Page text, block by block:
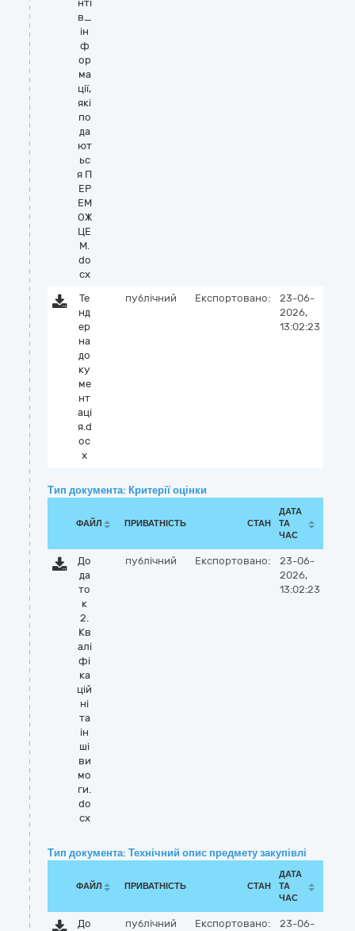
нті
в_
ін
ф
ор
ма
ції,
які
по
да
ют
ьс
я П
ЕР
ЕМ
ОЖ
ЦЕ
М.
do
cx
Те
нд
ер
на
до
ку
ме
нт
аці
я.d
oc
x
публічний Експортовано:
23-06-
2026,
13:02:23
Тип документа: Критерії оцінки
ФАЙЛ ПРИВАТНІСТЬ СТАН
ДАТА
ТА
ЧАС
До
да
то
к
2.
Кв
алі
фі
ка
цій
ні
та
ін
ші
ви
мо
ги.
do
cx
публічний Експортовано:
23-06-
2026,
13:02:23
Тип документа: Технічний опис предмету закупівлі
ФАЙЛ ПРИВАТНІСТЬ СТАН
ДАТА
ТА
ЧАС
До
публічний Експортовано:
23-06-